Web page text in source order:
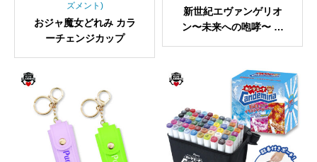
ズメント)
おジャ魔女どれみ カラ
ーチェンジカップ
新世紀エヴァンゲリオ
ン〜未来への咆哮〜 サ